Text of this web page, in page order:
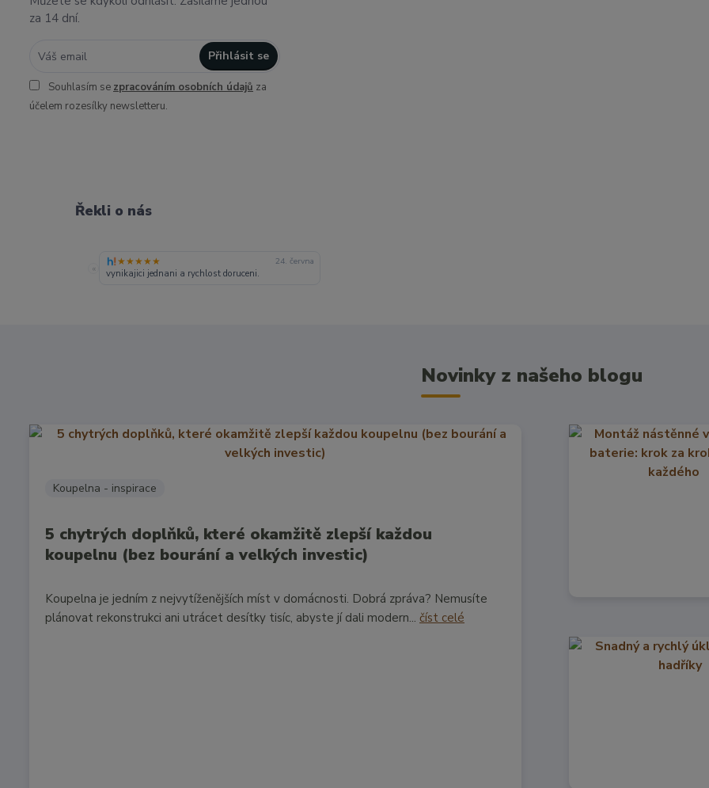
za 14 dní.
Přihlásit se
Souhlasím se zpracováním osobních údajů za
účelem rozesílky newsletteru.
Řekli o nás
«
★★★★★ 24. června
vynikajici jednani a rychlost doruceni.
Novinky z našeho blogu
Koupelna - inspirace
5 chytrých doplňků, které okamžitě zlepší každou
koupelnu (bez bourání a velkých investic)
Koupelna je jedním z nejvytíženějších míst v domácnosti. Dobrá zpráva? Nemusíte
plánovat rekonstrukci ani utrácet desítky tisíc, abyste jí dali modern... číst celé